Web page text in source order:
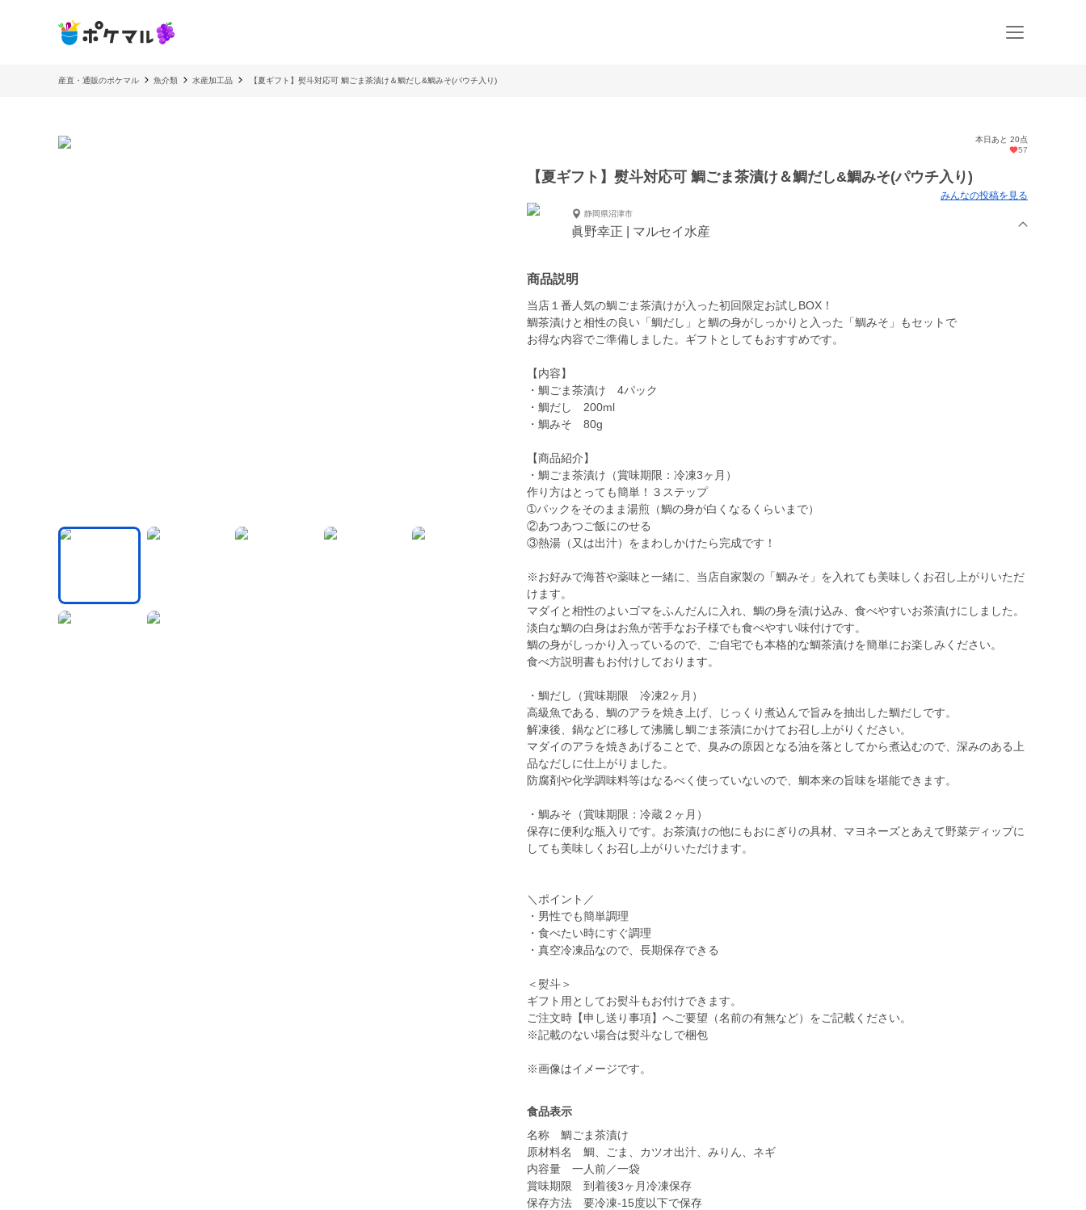
産直・通販のポケマル 魚介類 水産加工品 【夏ギフト】熨斗対応可 鯛ごま茶漬け＆鯛だし&鯛みそ(パウチ入り)
本日あと 20点
57
【夏ギフト】熨斗対応可 鯛ごま茶漬け＆鯛だし&鯛みそ(パウチ入り)
みんなの投稿を見る
静岡県沼津市
眞野幸正 | マルセイ水産
商品説明
当店１番人気の鯛ごま茶漬けが入った初回限定お試しBOX！
鯛茶漬けと相性の良い「鯛だし」と鯛の身がしっかりと入った「鯛みそ」もセットで
お得な内容でご準備しました。ギフトとしてもおすすめです。
【内容】
・鯛ごま茶漬け 4パック
・鯛だし 200ml
・鯛みそ 80g
【商品紹介】
・鯛ごま茶漬け（賞味期限：冷凍3ヶ月）
作り方はとっても簡単！３ステップ
➀パックをそのまま湯煎（鯛の身が白くなるくらいまで）
②あつあつご飯にのせる
③熱湯（又は出汁）をまわしかけたら完成です！
※お好みで海苔や薬味と一緒に、当店自家製の「鯛みそ」を入れても美味しくお召し上がりいただ
けます。
マダイと相性のよいゴマをふんだんに入れ、鯛の身を漬け込み、食べやすいお茶漬けにしました。
淡白な鯛の白身はお魚が苦手なお子様でも食べやすい味付けです。
鯛の身がしっかり入っているので、ご自宅でも本格的な鯛茶漬けを簡単にお楽しみください。
食べ方説明書もお付けしております。
・鯛だし（賞味期限 冷凍2ヶ月）
高級魚である、鯛のアラを焼き上げ、じっくり煮込んで旨みを抽出した鯛だしです。
解凍後、鍋などに移して沸騰し鯛ごま茶漬にかけてお召し上がりください。
マダイのアラを焼きあげることで、臭みの原因となる油を落としてから煮込むので、深みのある上
品なだしに仕上がりました。
防腐剤や化学調味料等はなるべく使っていないので、鯛本来の旨味を堪能できます。
・鯛みそ（賞味期限：冷蔵２ヶ月）
保存に便利な瓶入りです。お茶漬けの他にもおにぎりの具材、マヨネーズとあえて野菜ディップに
しても美味しくお召し上がりいただけます。
＼ポイント／
・男性でも簡単調理
・食べたい時にすぐ調理
・真空冷凍品なので、長期保存できる
＜熨斗＞
ギフト用としてお熨斗もお付けできます。
ご注文時【申し送り事項】へご要望（名前の有無など）をご記載ください。
※記載のない場合は熨斗なしで梱包
※画像はイメージです。
食品表示
名称 鯛ごま茶漬け
原材料名 鯛、ごま、カツオ出汁、みりん、ネギ
内容量 一人前／一袋
賞味期限 到着後3ヶ月冷凍保存
保存方法 要冷凍-15度以下で保存